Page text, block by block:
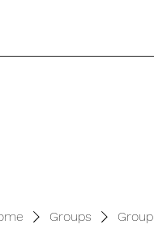
Groups Group